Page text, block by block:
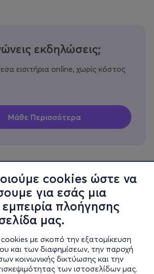
cookies ώστε να
για εσάς μια
πλοήγησης
μας.
με σκοπό την εξατομίκευση
και των διαφημίσεων, την παροχή
κοινωνικής δικτύωσης και την
των ιστοσελίδων μας.
εκδηλώσεις;
εισιτήρια online, χωρίς κόστος